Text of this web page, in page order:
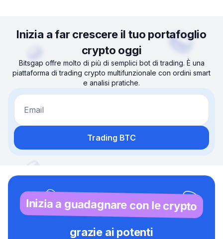
Inizia a far crescere il tuo portafoglio
crypto oggi
Bitsgap offre molto di più di semplici bot di trading. È una
piattaforma di trading crypto multifunzionale con ordini smart
e analisi pratiche.
Email
Trading BTC
Inizia a guadagnare con le crypto
grazie ai potenti